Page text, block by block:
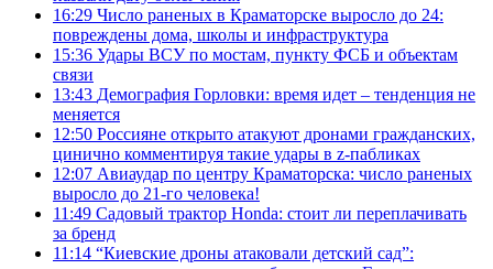
16:29 Число раненых в Краматорске выросло до 24:
повреждены дома, школы и инфраструктура
15:36 Удары ВСУ по мостам, пункту ФСБ и объектам
связи
13:43 Демография Горловки: время идет – тенденция не
меняется
12:50 Россияне открыто атакуют дронами гражданских,
цинично комментируя такие удары в z-пабликах
12:07 Авиаудар по центру Краматорска: число раненых
выросло до 21-го человека!
11:49 Садовый трактор Honda: стоит ли переплачивать
за бренд
11:14 “Киевские дроны атаковали детский сад”: